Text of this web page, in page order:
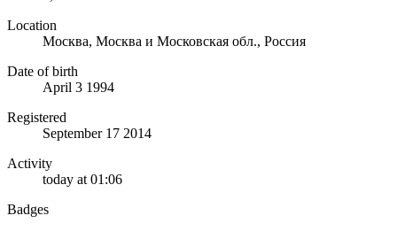
Location
Москва, Москва и Московская обл., Россия
Date of birth
April 3 1994
Registered
September 17 2014
Activity
today at 01:06
Badges